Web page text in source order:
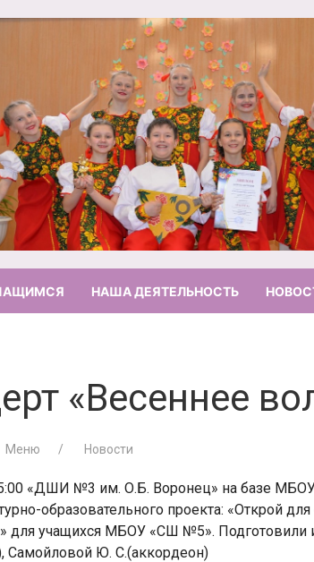
НАША ДЕЯТЕЛЬНОСТЬ
«Весеннее
Меню Новости
«ДШИ №3 им. О.Б. Воронец» на базе
образовательного проекта: «Открой
для учащихся МБОУ «СШ №5». Подготовили
Самойловой Ю. С.(аккордеон)